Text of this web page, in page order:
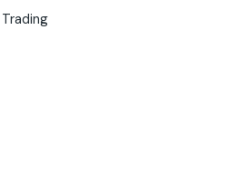
Trading